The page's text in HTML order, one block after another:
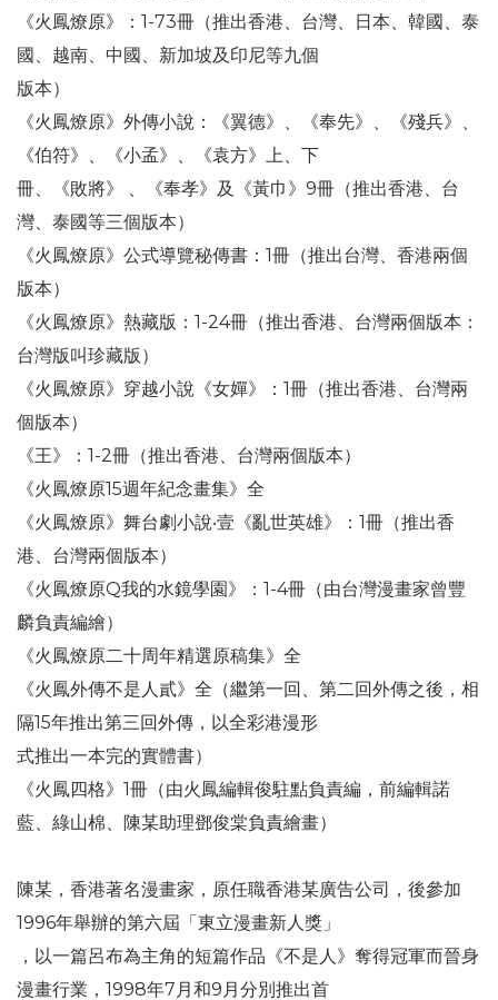
《火鳳燎原》：1-73冊（推出香港、台灣、日本、韓國、泰
國、越南、中國、新加坡及印尼等九個
版本）
《火鳳燎原》外傳小說：《翼德》、《奉先》、《殘兵》、
《伯符》、《小孟》、《袁方》上、下
冊、《敗將》 、《奉孝》及《黃巾》9冊（推出香港、台
灣、泰國等三個版本）
《火鳳燎原》公式導覽秘傳書：1冊（推出台灣、香港兩個
版本）
《火鳳燎原》熱藏版：1-24冊（推出香港、台灣兩個版本：
台灣版叫珍藏版）
《火鳳燎原》穿越小說《女嬋》：1冊（推出香港、台灣兩
個版本）
《王》：1-2冊（推出香港、台灣兩個版本）
《火鳳燎原15週年紀念畫集》全
《火鳳燎原》舞台劇小說‧壹《亂世英雄》：1冊（推出香
港、台灣兩個版本）
《火鳳燎原Q我的水鏡學園》：1-4冊（由台灣漫畫家曾豐
麟負責編繪）
《火鳳燎原二十周年精選原稿集》全
《火鳳外傳不是人貳》全（繼第一回、第二回外傳之後，相
隔15年推出第三回外傳，以全彩港漫形
式推出一本完的實體書）
《火鳳四格》1冊（由火鳳編輯俊駐點負責編，前編輯諾
藍、綠山棉、陳某助理鄧俊棠負責繪畫）
陳某，香港著名漫畫家，原任職香港某廣告公司，後參加
1996年舉辦的第六屆「東立漫畫新人獎」
，以一篇呂布為主角的短篇作品《不是人》奪得冠軍而晉身
漫畫行業，1998年7月和9月分別推出首